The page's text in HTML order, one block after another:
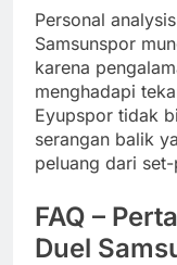
Personal
Samsunspor
karena
menghadapi
Eyupspor tidak
serangan balik
peluang dari
FAQ –
Duel